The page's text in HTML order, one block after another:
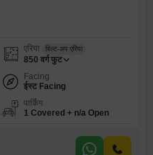
एरिया बिल्ट-अप एरिया
850 वर्ग फुट
Facing
ईस्ट Facing
पार्किंग
1 Covered + n/a Open